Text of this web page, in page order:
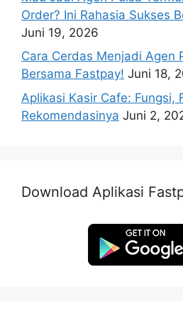
Order? Ini Rahasia Sukses
Juni 19, 2026
Cara Cerdas Menjadi Agen
Bersama Fastpay! Juni 18,
Aplikasi Kasir Cafe: Fungsi,
Rekomendasinya Juni 2,
Download Aplikasi